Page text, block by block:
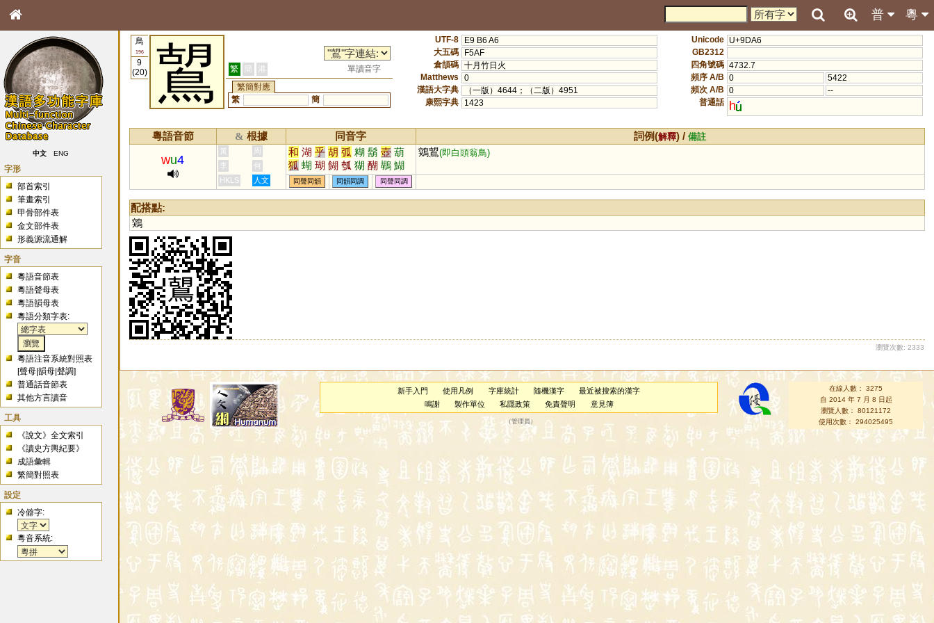
粵
普
中文 ENG
字形
部首索引
筆畫索引
甲骨部件表
金文部件表
形義源流通解
字音
粵語音節表
粵語聲母表
粵語韻母表
粵語分類字表:
粵語注音系統對照表
[聲母 |韻母 |聲調]
普通話音節表
其他方言讀音
工具
《說文》全文索引
《讀史方輿紀要》
成語彙輯
繁簡對照表
設定
冷僻字:
粵音系統:
鳥
196
9
(20)
鶦 繁 簡 港
單讀音字
繁簡對應
繁
簡
UTF-8
E9 B6 A6
大五碼
F5AF
倉頡碼 十月竹日火
Matthews
0
漢語大字典
（一版）4644；（二版）4951
康熙字典
1423
Unicode U+9DA6
GB2312
四角號碼 4732.7
頻序 A/B 0
5422
頻次 A/B 0
--
普通話 h
粵語音節 & 根據 同音字 詞例(解釋) /備註
wu4
黃 周 和 湖 乎 胡 弧 糊 鬍 壺 葫
狐 蝴 瑚 餬 瓠 猢 醐 鶘 鰗
媩 魱 衚 楜
鶟鶦(即白頭翁鳥)
李
何
HKLS
人文 同聲同韻 同韻同調 同聲同調
配搭點:
鶟
瀏覽次數: 2333
新手入門 使用凡例 字庫統計 隨機漢字
最近被搜索的漢字
鳴謝
製作單位 私隱政策 免責聲明 意見簿
（管理員 ）
在線人數： 3275
自 2014 年 7 月 8 日起
瀏覽人數： 80121172
使用次數： 294025495